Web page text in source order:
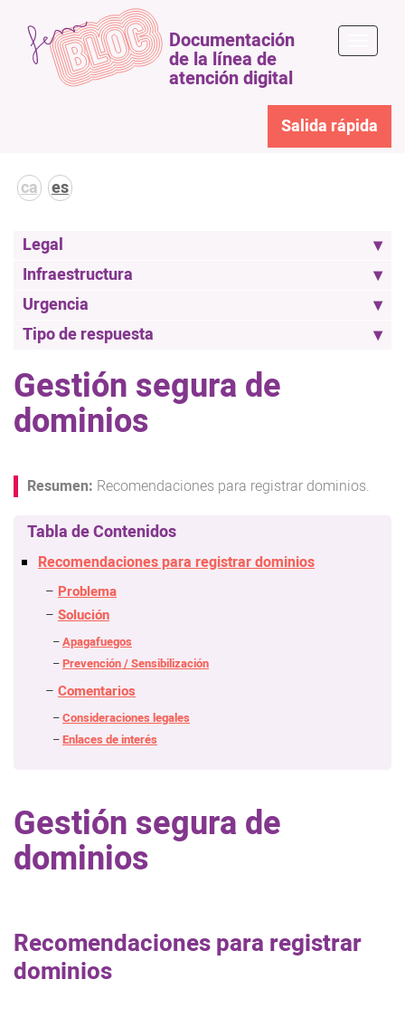
Documentación
de la línea de
atención digital
Salida rápida
ca es
Legal
Infraestructura
Urgencia
Tipo de respuesta
Gestión segura de
dominios
Recomendaciones para registrar dominios.
Recomendaciones para registrar dominios
Problema
Solución
Apagafuegos
Prevención / Sensibilización
Comentarios
Consideraciones legales
Enlaces de interés
Gestión segura de
dominios
Recomendaciones para registrar
dominios